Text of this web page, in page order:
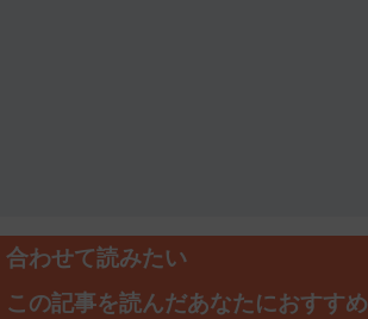
合わせて読みたい
この記事を読んだあなたにおすすめ